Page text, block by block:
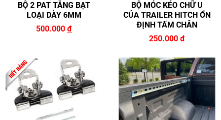
BỘ 2 PAT TĂNG BẠT
LOẠI DÀY 6MM
500.000 đ
BỘ MÓC KÉO CHỮ U
CỦA TRAILER HITCH ỔN
ĐỊNH TẤM CHÂN
250.000 đ